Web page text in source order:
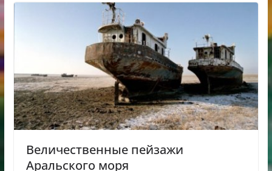
Величественные пейзажи
Аральского моря